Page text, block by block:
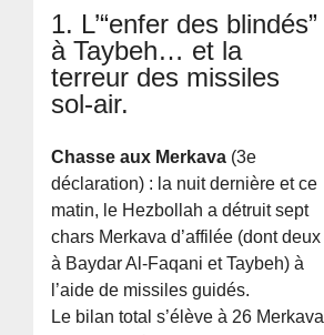
1. L’“enfer des blindés”
à Taybeh… et la
terreur des missiles
sol-air.
Chasse aux Merkava (3e
déclaration) : la nuit dernière et ce
matin, le Hezbollah a détruit sept
chars Merkava d’affilée (dont deux
à Baydar Al-Faqani et Taybeh) à
l’aide de missiles guidés.
Le bilan total s’élève à 26 Merkava